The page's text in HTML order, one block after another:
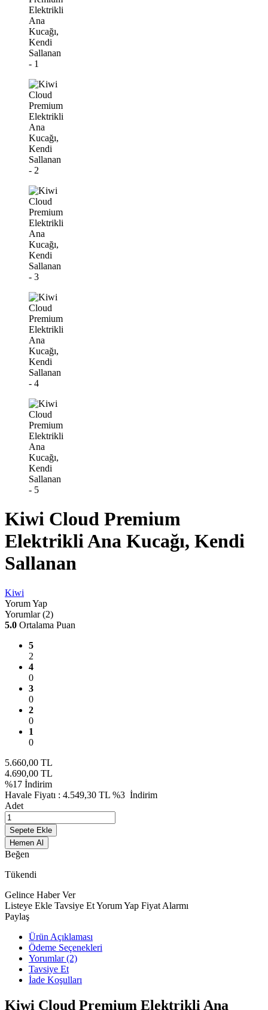
Kiwi Cloud Premium
Elektrikli Ana Kucağı, Kendi
Sallanan
Kiwi
Yorum Yap
Yorumlar (2)
5.0 Ortalama Puan
5
2
4
0
3
0
2
0
1
0
5.660,00 TL
4.690,00 TL
%17 İndirim
Havale Fiyatı : 4.549,30 TL %3 İndirim
Adet
Sepete Ekle
Hemen Al
Beğen
Tükendi
Gelince Haber Ver
Listeye Ekle Tavsiye EtYorum Yap Fiyat Alarmı
Paylaş
Ürün Açıklaması
Ödeme Seçenekleri
Yorumlar (2)
Tavsiye Et
İade Koşulları
Kiwi Cloud Premium Elektrikli Ana